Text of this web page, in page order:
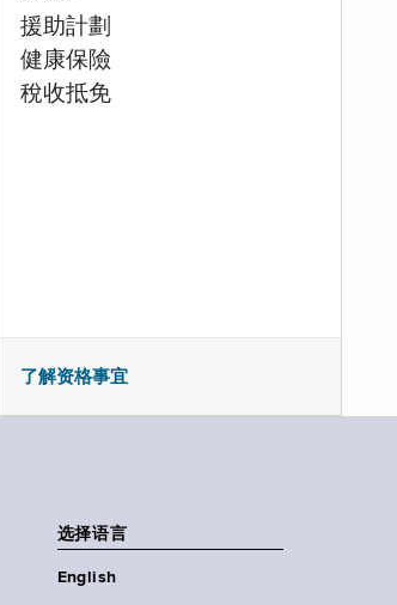
援助計劃
健康保險
稅收抵免
了解资格事宜
选择语言
English